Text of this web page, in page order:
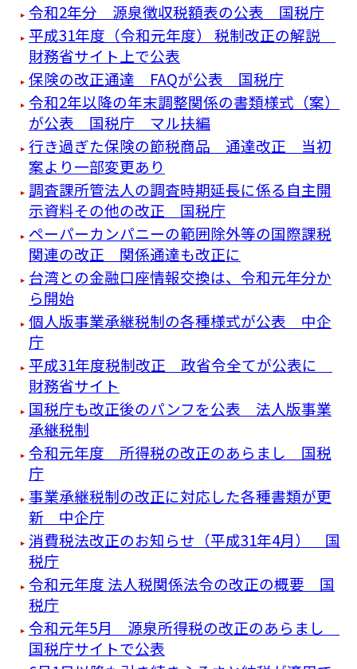
令和2年分 源泉徴収税額表の公表 国税庁
平成31年度（令和元年度） 税制改正の解説
財務省サイト上で公表
保険の改正通達 FAQが公表 国税庁
令和2年以降の年末調整関係の書類様式（案）
が公表 国税庁 マル扶編
行き過ぎた保険の節税商品 通達改正 当初
案より一部変更あり
調査課所管法人の調査時期延長に係る自主開
示資料その他の改正 国税庁
ペーパーカンパニーの範囲除外等の国際課税
関連の改正 関係通達も改正に
台湾との金融口座情報交換は、令和元年分か
ら開始
個人版事業承継税制の各種様式が公表 中企
庁
平成31年度税制改正 政省令全てが公表に
財務省サイト
国税庁も改正後のパンフを公表 法人版事業
承継税制
令和元年度 所得税の改正のあらまし 国税
庁
事業承継税制の改正に対応した各種書類が更
新 中企庁
消費税法改正のお知らせ（平成31年4月） 国
税庁
令和元年度 法人税関係法令の改正の概要 国
税庁
令和元年5月 源泉所得税の改正のあらまし
国税庁サイトで公表